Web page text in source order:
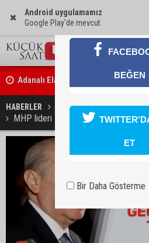
Android uygulamamız
Google Play'de mevcut
Adanalı Elanur Ateş, U15 Milli
Bakan Gürlek: “Hiçbir orman
edilmeyecek”
HABERLER GÜNDEM
MHP lideri Bahçeli'den Ferdi
BEĞEN
ET
Bir Daha Gösterme